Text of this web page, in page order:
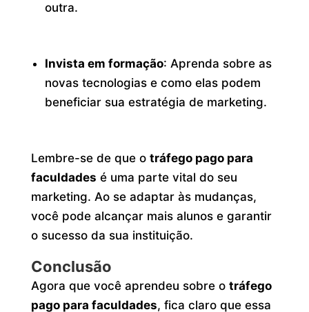
outra.
Invista em formação: Aprenda sobre as
novas tecnologias e como elas podem
beneficiar sua estratégia de marketing.
Lembre-se de que o tráfego pago para
faculdades é uma parte vital do seu
marketing. Ao se adaptar às mudanças,
você pode alcançar mais alunos e garantir
o sucesso da sua instituição.
Conclusão
Agora que você aprendeu sobre o tráfego
pago para faculdades, fica claro que essa